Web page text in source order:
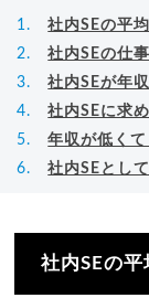
社内SEの平
社内SEの仕
社内SEが年
社内SEに求
年収が低く
社内SEとし
社内SEの平